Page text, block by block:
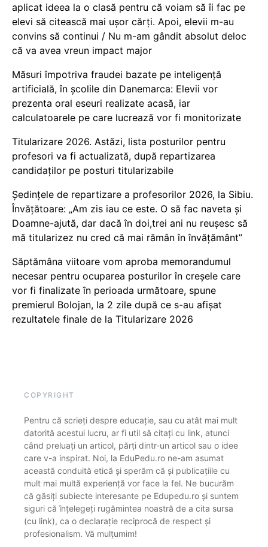
aplicat ideea la o clasă pentru că voiam să îi fac pe
elevi să citească mai ușor cărți. Apoi, elevii m-au
convins să continui / Nu m-am gândit absolut deloc
că va avea vreun impact major
Măsuri împotriva fraudei bazate pe inteligență
artificială, în școlile din Danemarca: Elevii vor
prezenta oral eseuri realizate acasă, iar
calculatoarele pe care lucrează vor fi monitorizate
Titularizare 2026. Astăzi, lista posturilor pentru
profesori va fi actualizată, după repartizarea
candidaților pe posturi titularizabile
Ședințele de repartizare a profesorilor 2026, la Sibiu.
Învățătoare: „Am zis iau ce este. O să fac naveta și
Doamne-ajută, dar dacă în doi,trei ani nu reușesc să
mă titularizez nu cred că mai rămân în învățământ”
Săptămâna viitoare vom aproba memorandumul
necesar pentru ocuparea posturilor în creșele care
vor fi finalizate în perioada următoare, spune
premierul Bolojan, la 2 zile după ce s-au afișat
rezultatele finale de la Titularizare 2026
COPYRIGHT
Pentru că scrieți despre educație, sau cu atât mai mult
datorită acestui lucru, ar fi util să citați cu link, atunci
când preluați un articol, părți dintr-un articol sau o idee
care v-a inspirat. Noi, la EduPedu.ro ne-am asumat
această conduită etică și sperăm că și publicațiile cu
mult mai multă experiență vor face la fel. Ne bucurăm
că găsiți subiecte interesante pe Edupedu.ro și suntem
siguri că înțelegeți rugămintea noastră de a cita sursa
(cu link), ca o declarație reciprocă de respect și
profesionalism. Vă mulțumim!